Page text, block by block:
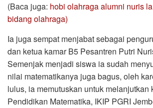
(Baca juga: hobi olahraga alumni nuris
bidang olahraga)
Ia juga sempat menjabat sebagai
dan ketua kamar B5 Pesantren Putri
Semenjak menjadi siswa ia sudah
nilai matematikanya juga bagus, oleh
lulus, ia memutuskan untuk melanjutkan
Pendidikan Matematika, IKIP PGRI